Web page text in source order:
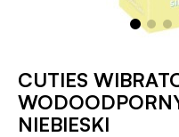
CUTIES
NIEBIESKI